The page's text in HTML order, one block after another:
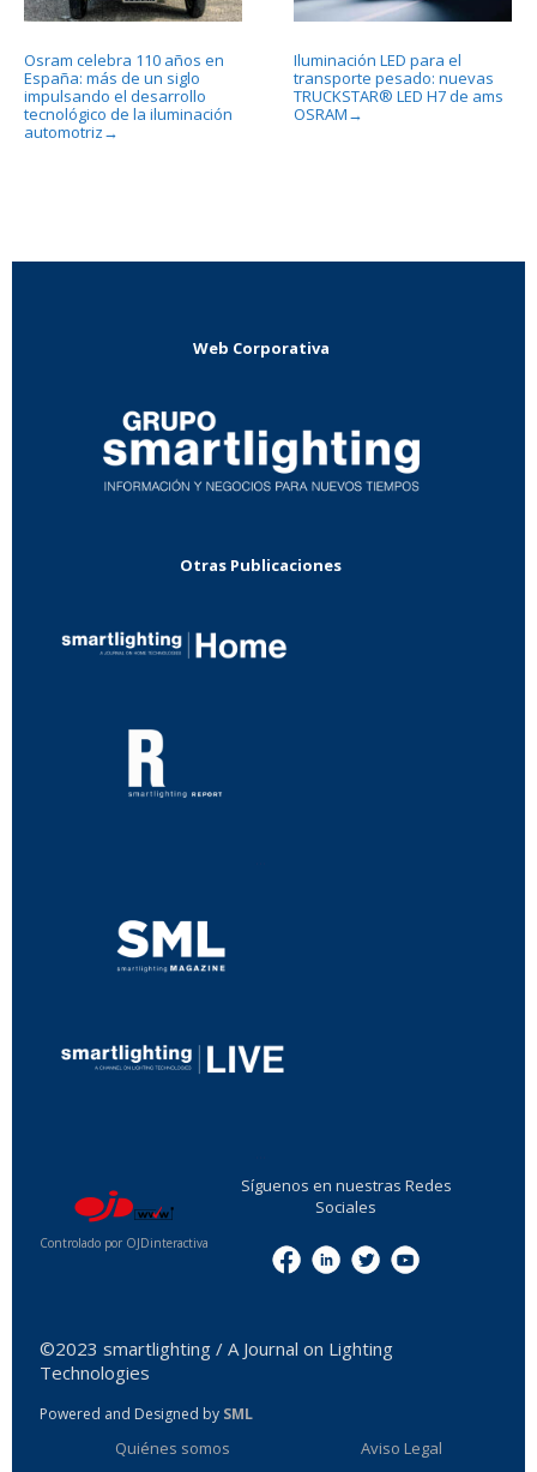
Osram celebra 110 años en
España: más de un siglo
impulsando el desarrollo
tecnológico de la iluminación
automotriz →
Iluminación LED para el
transporte pesado: nuevas
TRUCKSTAR® LED H7 de ams
OSRAM →
Web Corporativa
Otras Publicaciones
Controlado por OJDinteractiva
Síguenos en nuestras Redes
Sociales
©2023 smartlighting / A Journal on Lighting
Technologies
Powered and Designed by SML
Quiénes somos Aviso Legal